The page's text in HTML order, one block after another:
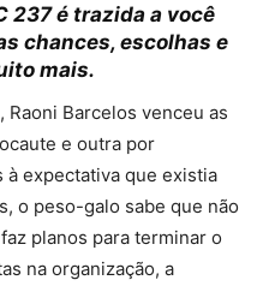
237 é trazida a você
chances, escolhas e
mais.
Raoni Barcelos venceu as
e outra por
à expectativa que existia
o peso-galo sabe que não
planos para terminar o
na organização, a